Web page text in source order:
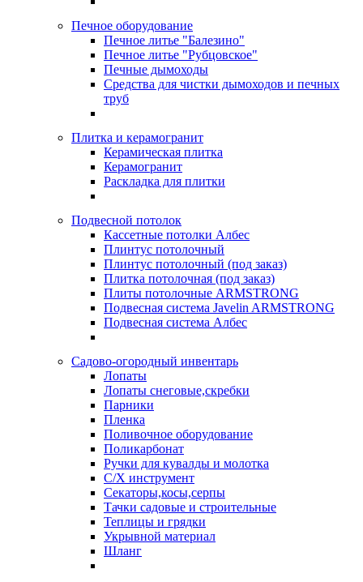
Печное оборудование
Печное литье "Балезино"
Печное литье "Рубцовское"
Печные дымоходы
Средства для чистки дымоходов и печных
труб
Плитка и керамогранит
Керамическая плитка
Керамогранит
Раскладка для плитки
Подвесной потолок
Кассетные потолки Албес
Плинтус потолочный
Плинтус потолочный (под заказ)
Плитка потолочная (под заказ)
Плиты потолочные ARMSTRONG
Подвесная система Javelin ARMSTRONG
Подвесная система Албес
Садово-огородный инвентарь
Лопаты
Лопаты снеговые,скребки
Парники
Пленка
Поливочное оборудование
Поликарбонат
Ручки для кувалды и молотка
С/Х инструмент
Секаторы,косы,серпы
Тачки садовые и строительные
Теплицы и грядки
Укрывной материал
Шланг